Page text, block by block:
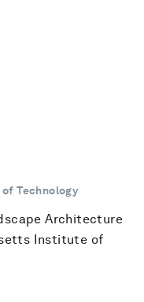
Technology
Architecture
Institute of